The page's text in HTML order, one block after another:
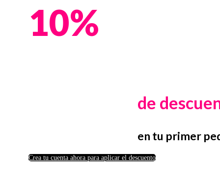
10%
de
en tu primer
Crea tu cuenta ahora para aplicar el descuento